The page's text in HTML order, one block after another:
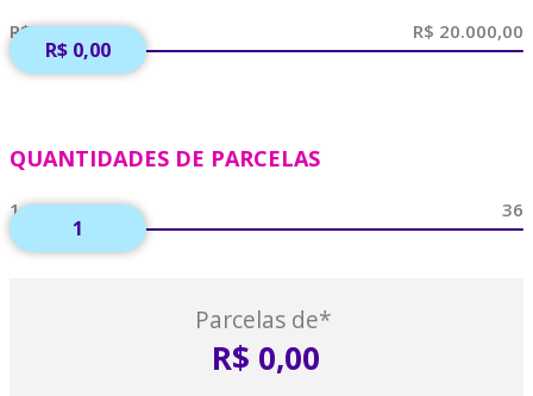
R$ 0,00
QUANTIDADES DE PARCELAS
1
Parcelas de*
R$ 0,00